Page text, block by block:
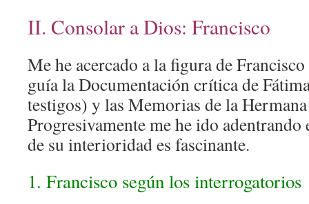
II. Consolar a Dios: Francisco
Me he acercado a la figura de
guía la Documentación crítica de
testigos) y las Memorias de la
Progresivamente me he ido
de su interioridad es fascinante.
1. Francisco según los interrogatorios